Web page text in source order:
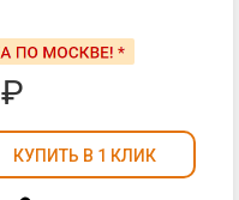
₽
КУПИТЬ В 1 КЛИК